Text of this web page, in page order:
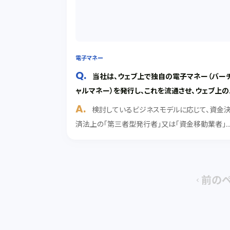
電子マネー
当社は、ウェブ上で独自の電子マネー（バー
ャルマネー）を発行し、これを流通させ、ウェブ上の
各種店舗でその電子マネーを利用して買物ができる
法的規制を受けるでしょうか。
検討しているビジネスモデルに応じて、資金決
済法上の「第三者型発行者」又は「資金移動業者」と
chevron_left 前の